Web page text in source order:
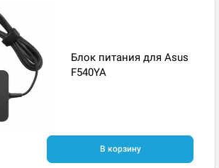
Блок питания для Asus
F540YA
В корзину